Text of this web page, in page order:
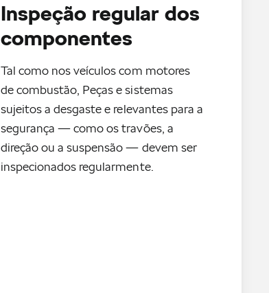
Inspeção regular dos
componentes
Tal como nos veículos com motores
de combustão, Peças e sistemas
sujeitos a desgaste e relevantes para a
segurança — como os travões, a
direção ou a suspensão — devem ser
inspecionados regularmente.